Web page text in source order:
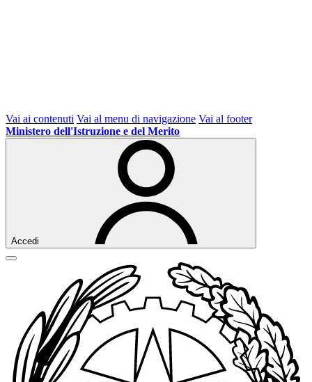
Vai ai contenuti Vai al menu di navigazione Vai al footer
Ministero dell'Istruzione e del Merito
Accedi